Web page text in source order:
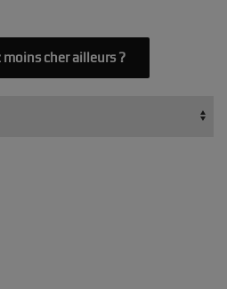
cher ailleurs ?